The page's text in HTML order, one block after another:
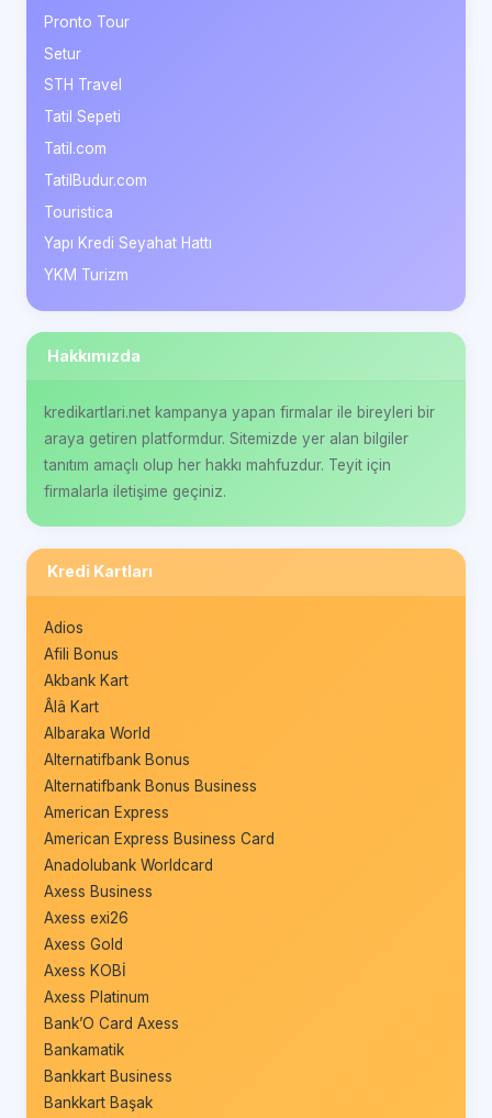
Pronto Tour
Setur
STH Travel
Tatil Sepeti
Tatil.com
TatilBudur.com
Touristica
Yapı Kredi Seyahat Hattı
YKM Turizm
Hakkımızda
kredikartlari.net kampanya yapan firmalar ile bireyleri bir
araya getiren platformdur. Sitemizde yer alan bilgiler
tanıtım amaçlı olup her hakkı mahfuzdur. Teyit için
firmalarla iletişime geçiniz.
Kredi Kartları
Adios
Afili Bonus
Akbank Kart
Âlâ Kart
Albaraka World
Alternatifbank Bonus
Alternatifbank Bonus Business
American Express
American Express Business Card
Anadolubank Worldcard
Axess Business
Axess exi26
Axess Gold
Axess KOBİ
Axess Platinum
Bank’O Card Axess
Bankamatik
Bankkart Business
Bankkart Başak